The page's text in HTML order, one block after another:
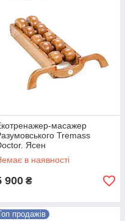
масажер
Tremass
Ясен
в наявності
900 ₴
продажів